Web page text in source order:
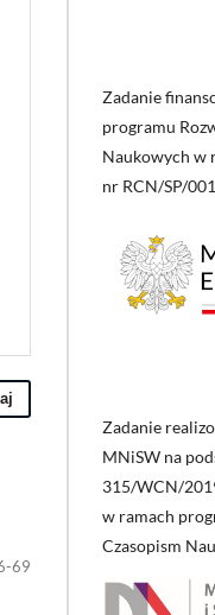
69
Zadanie
programu
Naukowych w
nr RCN/SP/
Zadanie
MNiSW na
315/WCN/
w ramach
Czasopism